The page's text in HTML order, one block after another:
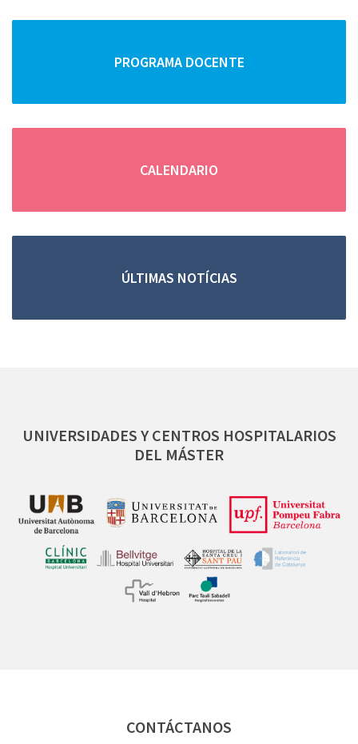
PROGRAMA DOCENTE
CALENDARIO
ÚLTIMAS NOTÍCIAS
UNIVERSIDADES Y CENTROS HOSPITALARIOS
DEL MÁSTER
CONTÁCTANOS